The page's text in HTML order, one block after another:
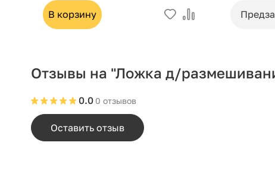
В корзину
Отзывы на "Ложка д/
0 отзывов
0.0
Оставить отзыв